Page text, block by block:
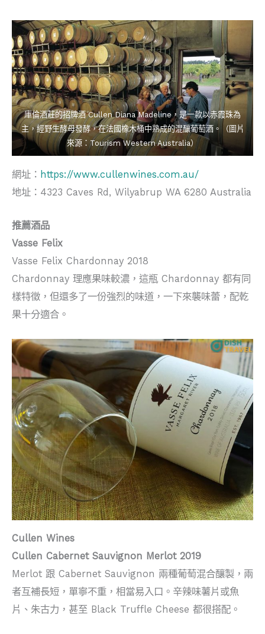
庫倫酒莊的招牌酒 Cullen Diana Madeline，是一款以赤霞珠為
主，經野生酵母發酵，在法國橡木桶中熟成的混釀葡萄酒。（圖片
來源：Tourism Western Australia）
網址： https://www.cullenwines.com.au/
地址：4323 Caves Rd, Wilyabrup WA 6280 Australia
推薦酒品
Vasse Felix
Vasse Felix Chardonnay 2018
Chardonnay 理應果味較濃，這瓶 Chardonnay 都有同
樣特徵，但還多了一份強烈的味道，一下來襲味蕾，配乾
果十分適合。
Cullen Wines
Cullen Cabernet Sauvignon Merlot 2019
Merlot 跟 Cabernet Sauvignon 兩種葡萄混合釀製，兩
者互補長短，單寧不重，相當易入口。辛辣味薯片或魚
片、朱古力，甚至 Black Truffle Cheese 都很搭配。